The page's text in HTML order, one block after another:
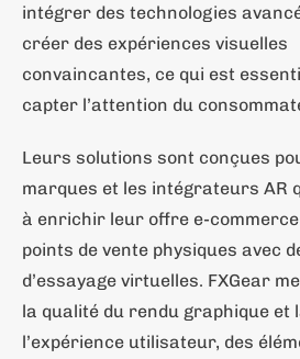
intégrer des technologies
créer des expériences visuelles
convaincantes, ce qui est
capter l’attention du
Leurs solutions sont conçues
marques et les intégrateurs AR
à enrichir leur offre e-
points de vente physiques avec
d’essayage virtuelles. FXGear
la qualité du rendu graphique et
l’expérience utilisateur, des